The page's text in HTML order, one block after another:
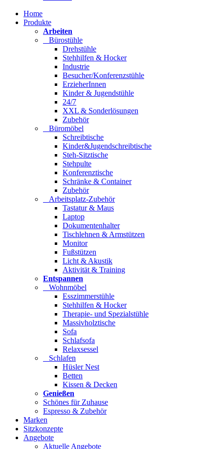
Home
Produkte
Arbeiten
Bürostühle
Drehstühle
Stehhilfen & Hocker
Industrie
Besucher/Konferenzstühle
ErzieherInnen
Kinder & Jugendstühle
24/7
XXL & Sonderlösungen
Zubehör
Büromöbel
Schreibtische
Kinder&Jugendschreibtische
Steh-Sitztische
Stehpulte
Konferenztische
Schränke & Container
Zubehör
Arbeitsplatz-Zubehör
Tastatur & Maus
Laptop
Dokumentenhalter
Tischlehnen & Armstützen
Monitor
Fußstützen
Licht & Akustik
Aktivität & Training
Entspannen
Wohnmöbel
Esszimmerstühle
Stehhilfen & Hocker
Therapie- und Spezialstühle
Massivholztische
Sofa
Schlafsofa
Relaxsessel
Schlafen
Hüsler Nest
Betten
Kissen & Decken
Genießen
Schönes für Zuhause
Espresso & Zubehör
Marken
Sitzkonzepte
Angebote
Aktuelle Angebote